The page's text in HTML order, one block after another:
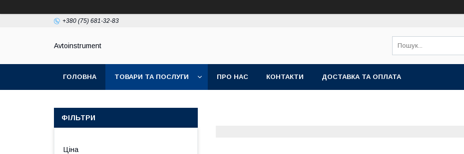
+380 (75) 681-32-83
Avtoinstrument
ГОЛОВНА ТОВАРИ ТА ПОСЛУГИ ПРО НАС КОНТАКТИ ДОСТАВКА ТА ОПЛАТА
ФІЛЬТРИ
Ціна